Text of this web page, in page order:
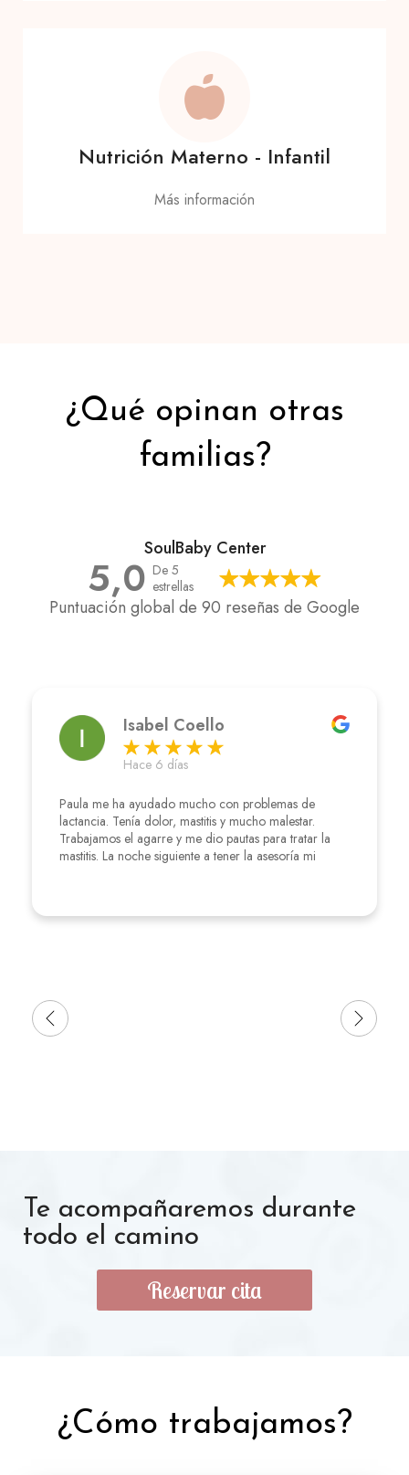
Nutrición Materno - Infantil
Más información
¿Qué opinan otras
familias?
SoulBaby Center
5,0 De 5
estrellas
Puntuación global de 90 reseñas de Google
Isabel Coello
Hace 6 días
Paula me ha ayudado mucho con problemas de
lactancia. Tenía dolor, mastitis y mucho malestar.
Trabajamos el agarre y me dio pautas para tratar la
mastitis. La noche siguiente a tener la asesoría mi
Te acompañaremos durante
todo el camino
Reservar cita
¿Cómo trabajamos?